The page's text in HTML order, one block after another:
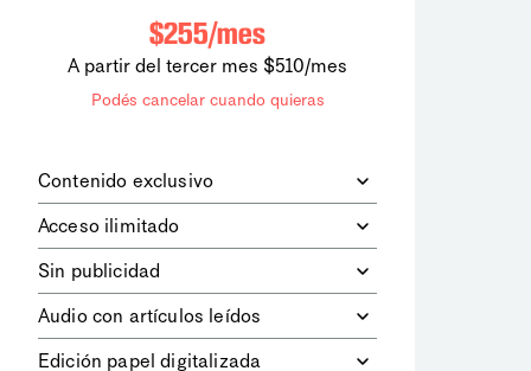
$255/mes
A partir del tercer mes $510/mes
Podés cancelar cuando quieras
Contenido exclusivo
digitales dela diaria
los contenidos de Le Monde
diplomatique.
Acceso ilimitado
contenidos.
Sin publicidad
publicitarios.
Audio con artículos leídos
Edición papel digitalizada